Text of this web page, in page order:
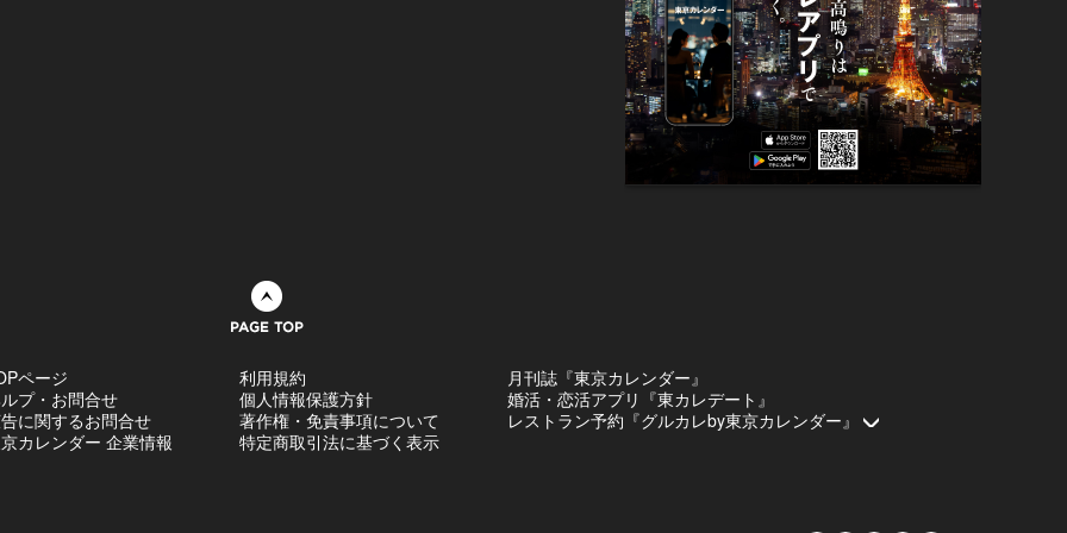
ページ
プ・お問合せ
に関するお問合せ
カレンダー 企業情報
利用規約
個人情報保護方針
著作権・免責事項について
特定商取引法に基づく表示
月刊誌『東京カレンダー』
婚活・恋活アプリ『東カレデート』
レストラン予約『グルカレby東京カレンダー』